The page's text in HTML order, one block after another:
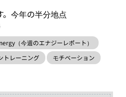
。今年の半分地点
（今週のエナジーレポート）
トレーニング
モチベーション